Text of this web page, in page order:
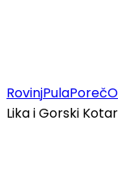
RovinjPulaPoreč
Lika i Gorski Kotar